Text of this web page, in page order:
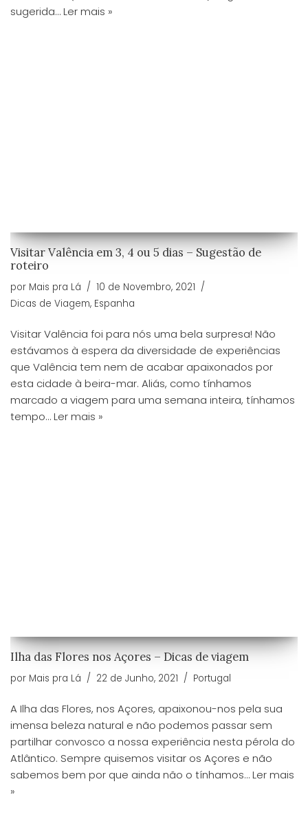
sugerida…Ler mais »
Visitar Valência em 3, 4 ou 5 dias – Sugestão de
roteiro
por Mais pra Lá
10 de Novembro, 2021
Dicas de Viagem, Espanha
Visitar Valência foi para nós uma bela surpresa! Não
estávamos à espera da diversidade de experiências
que Valência tem nem de acabar apaixonados por
esta cidade à beira-mar. Aliás, como tínhamos
marcado a viagem para uma semana inteira, tínhamos
tempo…Ler mais »
Ilha das Flores nos Açores – Dicas de viagem
por Mais pra Lá 22 de Junho, 2021 Portugal
A Ilha das Flores, nos Açores, apaixonou-nos pela sua
imensa beleza natural e não podemos passar sem
partilhar convosco a nossa experiência nesta pérola do
Atlântico. Sempre quisemos visitar os Açores e não
sabemos bem por que ainda não o tínhamos…Ler mais
»